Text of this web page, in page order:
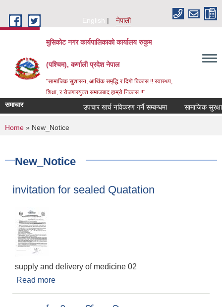
English
नेपाली
मुसिकोट नगर कार्यपालिकाको कार्यालय रुकुम
(पश्चिम), कर्णाली प्रदेश नेपाल
"सामाजिक सुशासन, आर्थिक समृद्धि र दिगो बिकास !! स्वास्थ्य,
शिक्षा, र रोजगारयुक्त समाजबाद हाम्रो निकास !!"
समाचार उपचार खर्च नविकरण गर्ने सम्बन्धमा
You are here
Home » New_Notice
New_Notice
invitation for sealed Quatation
supply and delivery of medicine 02
Read more